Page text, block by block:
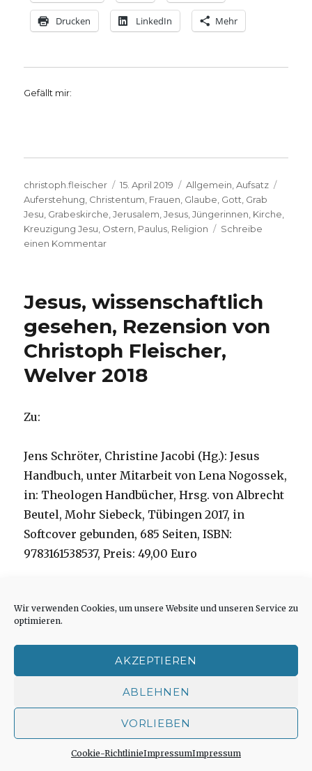
Wir verwenden Cookies, um unsere Website und unseren Service zu
optimieren.
AKZEPTIEREN
ABLEHNEN
VORLIEBEN
Cookie-RichtlinieImpressumImpressum
Drucken LinkedIn Mehr
Gefällt mir:
Autor
christoph.fleischer
Veröffentlicht
am
15. April 2019 Kategorien
Allgemein ,Aufsatz
Auferstehung Christentum Frauen Glaube Gott Grab
Jesu Grabeskirche ,Jerusalem ,Jesus ,Jüngerinnen Kirche
Kreuzigung Jesu Ostern Paulus Religion
Schreibe
einen Kommentarzu
gewesen
könnte,
Leserbrief,
Christoph
Fleischer,
Jesus, wissenschaftlich
gesehen, Rezension von
Christoph Fleischer,
Welver 2018
Zu:
Jens Schröter, Christine Jacobi (Hg.): Jesus
Handbuch, unter Mitarbeit von Lena Nogossek,
in: Theologen Handbücher, Hrsg. von Albrecht
Beutel, Mohr Siebeck, Tübingen 2017, in
Softcover gebunden, 685 Seiten, ISBN:
9783161538537, Preis: 49,00 Euro